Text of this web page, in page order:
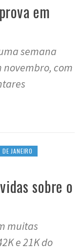
em
semana
com
DE JANEIRO
sobre o
muitas
e 21K do